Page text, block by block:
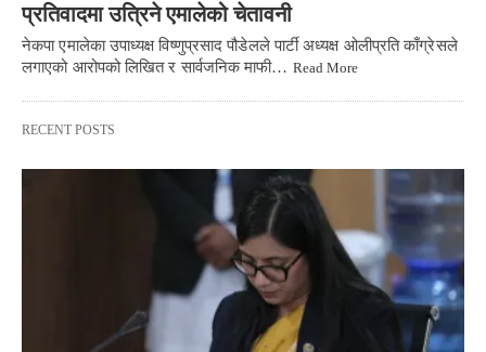
प्रतिवादमा उत्रिने एमालेको चेतावनी
नेकपा एमालेका उपाध्यक्ष विष्णुप्रसाद पौडेलले पार्टी अध्यक्ष ओलीप्रति काँग्रेसले
लगाएको आरोपको लिखित र सार्वजनिक माफी… Read More
RECENT POSTS